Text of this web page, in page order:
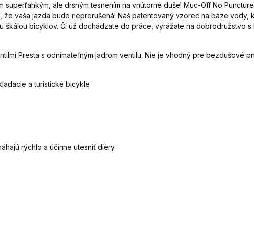
ale drsným tesnením na vnútorné duše! Muc-Off No
že vaša jazda bude neprerušená! Náš patentovaný vzorec na báze
škálou bicyklov. Či už dochádzate do práce, vyrážate na dobrodružstvo
Presta s odnímateľným jadrom ventilu. Nie je vhodný pre bezdušové
a turistické bicykle
rýchlo a účinne utesniť diery